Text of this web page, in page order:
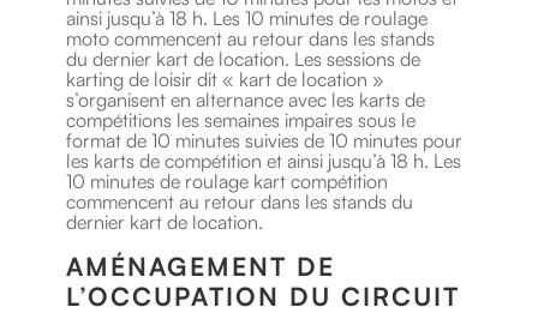
ainsi jusqu’à 18 h. Les 10 minutes de roulage
moto commencent au retour dans les stands
du dernier kart de location. Les sessions de
karting de loisir dit « kart de location »
s’organisent en alternance avec les karts de
compétitions les semaines impaires sous le
format de 10 minutes suivies de 10 minutes pour
les karts de compétition et ainsi jusqu’à 18 h. Les
10 minutes de roulage kart compétition
commencent au retour dans les stands du
dernier kart de location.
AMÉNAGEMENT DE
L’OCCUPATION DU CIRCUIT